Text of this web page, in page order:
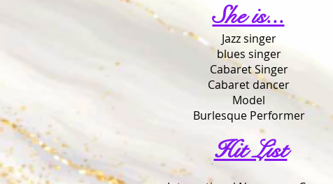
She is...
Jazz singer
blues singer
Cabaret Singer
Cabaret dancer
Model
Burlesque Performer
Hit List